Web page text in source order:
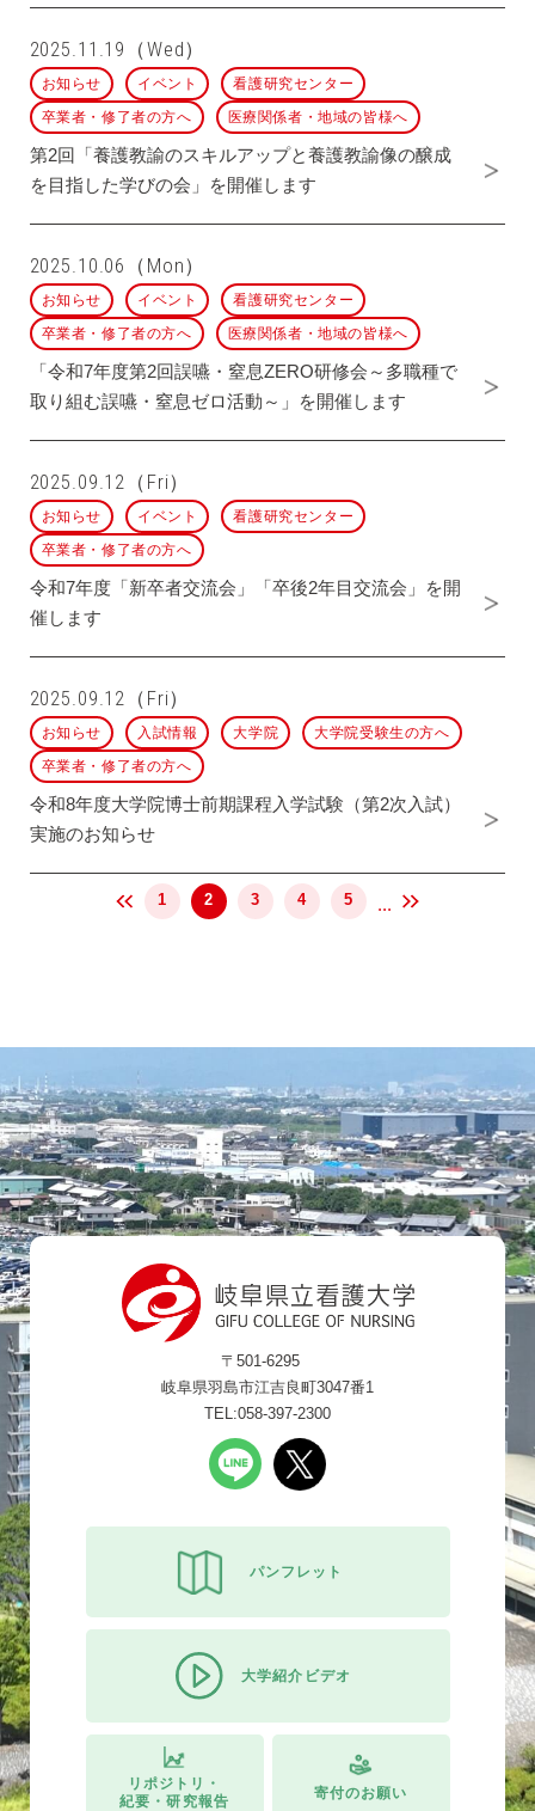
2025.11.19（Wed）
お知らせ イベント
看護研究センター
卒業者・修了者の方へ
医療関係者・地域の皆様へ
第2回「養護教諭のスキルアップと養護教諭像の醸成
を目指した学びの会」を開催します
2025.10.06（Mon）
お知らせ イベント
看護研究センター
卒業者・修了者の方へ
医療関係者・地域の皆様へ
「令和7年度第2回誤嚥・窒息ZERO研修会～多職種で
取り組む誤嚥・窒息ゼロ活動～」を開催します
2025.09.12（Fri）
お知らせ イベント
看護研究センター
卒業者・修了者の方へ
令和7年度「新卒者交流会」「卒後2年目交流会」を開
催します
2025.09.12（Fri）
お知らせ 入試情報 大学院
大学院受験生の方へ
卒業者・修了者の方へ
令和8年度大学院博士前期課程入学試験（第2次入試）
実施のお知らせ
1 2 3 4 5 ...
〒501-6295
岐阜県羽島市江吉良町3047番1
TEL:058-397-2300
パンフレット
大学紹介ビデオ
リポジトリ・
紀要・研究報告
寄付のお願い